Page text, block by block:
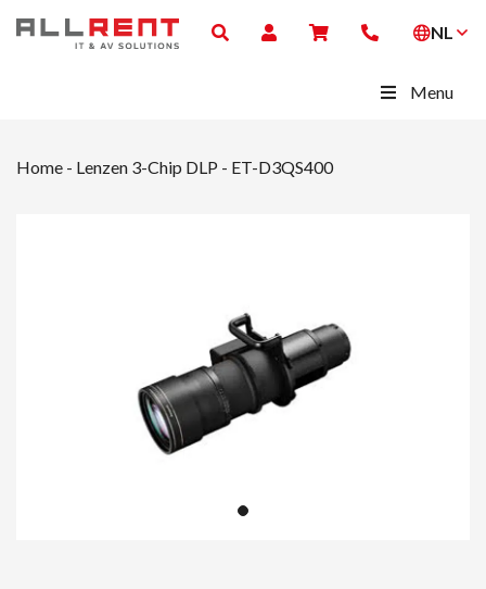
NL
Menu
Home - Lenzen 3-Chip DLP - ET-D3QS400